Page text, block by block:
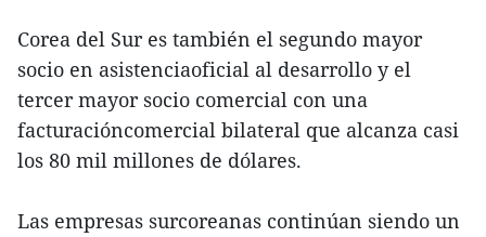
Corea del Sur es también el segundo mayor
socio en asistenciaoficial al desarrollo y el
tercer mayor socio comercial con una
facturacióncomercial bilateral que alcanza casi
los 80 mil millones de dólares.
Las empresas surcoreanas continúan siendo un